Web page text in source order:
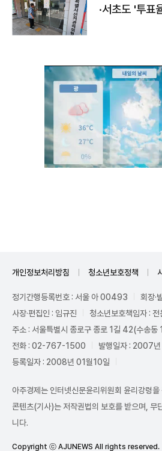
·서초도 '투표
개인정보처리방침 청소년보호정책
정기간행등록번호 : 서울 아 00493
회장·
사장·편집인 : 임규진
청소년보호책임자 : 전
주소 : 서울특별시 종로구 종로 1길 42(수송
전화 : 02-767-1500
발행일자 : 2007
등록일자 : 2008년 01월10일
아주경제는 인터넷신문윤리위원회 윤리강령
콘텐츠(기사)는 저작권법의 보호를 받으며, 무
니다.
Copyright ⓒ AJUNEWS All rights reserved.